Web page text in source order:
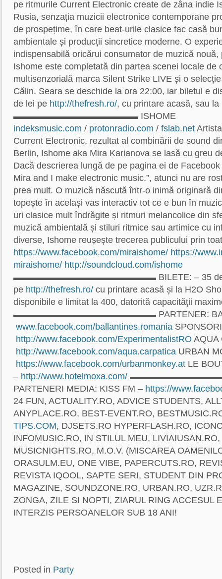
pe ritmurile Current Electronic create de zâna indie
Rusia, senzația muzicii electronice contemporane
de prospețime, în care beat-urile clasice fac casă
ambientale și producții sincretice moderne. O
indispensabilă oricărui consumator de muzică
Ishome este completată din partea scenei locale de
multisenzorială marca Silent Strike LIVE și o
Călin. Seara se deschide la ora 22:00, iar biletul e
de lei pe http://thefresh.ro/, cu printare acasă, sau
▬▬▬▬▬▬▬▬▬▬▬▬▬▬ ISHOME
indeksmusic.com / protonradio.com / fslab.net
Current Electronic, rezultat al combinării de sound
Berlin, Ishome aka Mira Karianova se lasă cu greu
Dacă descrierea lungă de pe pagina ei de
Mira and I make electronic music.”, atunci nu are
prea mult. O muzică născută într-o inimă originară
topește în același vas interactiv tot ce e bun în
uri clasice mult îndrăgite și ritmuri melancolice din
muzică ambientală și stiluri ritmice sau artimice cu
diverse, Ishome reușește trecerea publicului prin
https://www.facebook.com/miraishome/ https://
miraishome/ http://soundcloud.com/ishome
▬▬▬▬▬▬▬▬▬▬▬▬▬▬▬▬ BILETE: – 35 de
pe http://thefresh.ro/ cu printare acasă și la H2O
disponibile e limitat la 400, datorită capacității
▬▬▬▬▬▬▬▬▬▬▬▬▬▬▬▬ PARTENER:
www.facebook.com/ballantines.romania
http://www.facebook.com/ExperimentalistRO AQUA
http://www.facebook.com/aqua.carpatica URBAN
https://www.facebook.com/urbanmonkey.at LE
– http://www.hotelmoxa.com/
PARTENERI MEDIA: KISS FM – https://
24 FUN, ACTUALITY.RO, ADVICE STUDENTS,
ANYPLACE.RO, BEST-EVENT.RO,
TIPS.COM, DJSETS.RO HYPERFLASH.RO,
INFOMUSIC.RO, IN STILUL MEU,
MUSICNIGHTS.RO, M.O.V. (MISCAREA
ORASULM.EU, ONE VIBE, PAPERCUTS.RO,
REVISTA IQOOL, SAPTE SERI, STUDENT DIN
MAGAZINE, SOUNDZONE.RO, URBAN.RO,
ZONGA, ZILE SI NOPTI, ZIARUL RING ACCESUL
INTERZIS PERSOANELOR SUB 18 ANI!
Posted in Party